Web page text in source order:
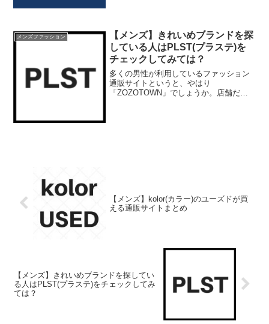
メンズファッション
【メンズ】きれいめブランドを探
している人はPLST(プラステ)を
チェックしてみては？
多くの男性が利用しているファッション
通販サイトというと、やはり
「ZOZOTOWN」でしょうか。店舗だと
【メンズ】kolor(カラー)のユーズドが買
える通販サイトまとめ
【メンズ】きれいめブランドを探してい
る人はPLST(プラステ)をチェックしてみ
ては？